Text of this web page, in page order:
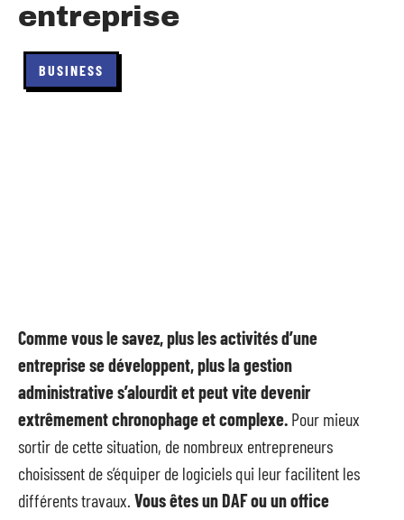
entreprise
BUSINESS
Comme vous le savez, plus les activités d’une
entreprise se développent, plus la gestion
administrative s’alourdit et peut vite devenir
extrêmement chronophage et complexe. Pour mieux
sortir de cette situation, de nombreux entrepreneurs
choisissent de s’équiper de logiciels qui leur facilitent les
différents travaux. Vous êtes un DAF ou un office